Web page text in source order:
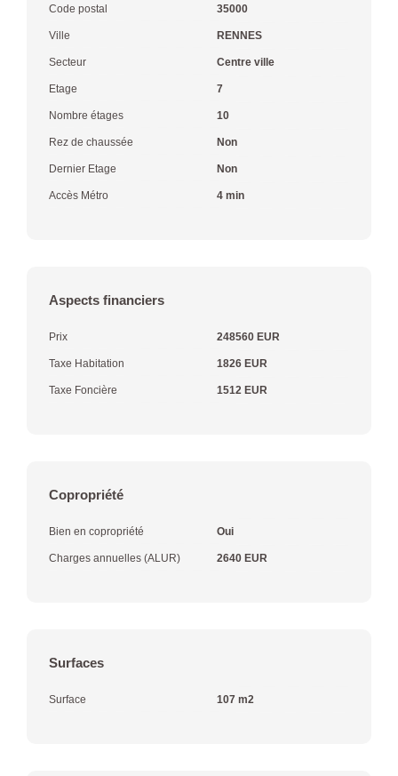
Code postal 35000
Ville RENNES
Secteur Centre ville
Etage 7
Nombre étages 10
Rez de chaussée Non
Dernier Etage Non
Accès Métro 4 min
Aspects financiers
Prix 248560 EUR
Taxe Habitation 1826 EUR
Taxe Foncière 1512 EUR
Copropriété
Bien en copropriété Oui
Charges annuelles (ALUR) 2640 EUR
Surfaces
Surface 107 m2